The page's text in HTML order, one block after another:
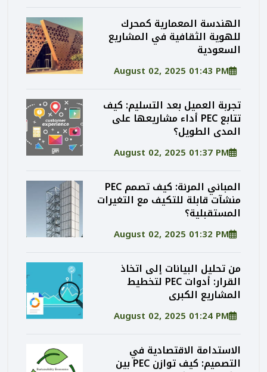
الهندسة المعمارية كمحرك
للهوية الثقافية في المشاريع
السعودية
August 02, 2025 01:43 PM
تجربة العميل بعد التسليم: كيف
تتابع PEC أداء مشاريعها على
المدى الطويل؟
August 02, 2025 01:37 PM
المباني المرنة: كيف تصمم PEC
منشآت قابلة للتكيف مع التغيرات
المستقبلية؟
August 02, 2025 01:32 PM
من تحليل البيانات إلى اتخاذ
القرار: أدوات PEC لتخطيط
المشاريع الكبرى
August 02, 2025 01:24 PM
الاستدامة الاقتصادية في
التصميم: كيف توازن PEC بين